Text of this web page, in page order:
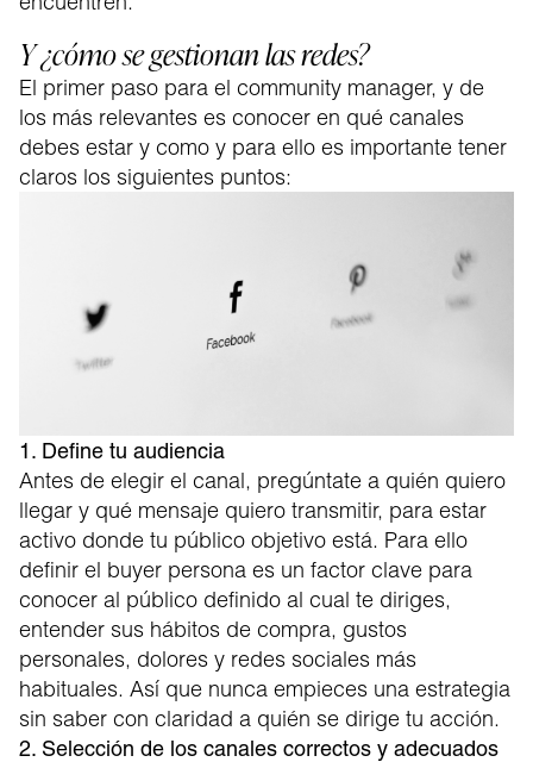
Y ¿cómo se gestionan las redes?
El primer paso para el community manager, y de
los más relevantes es conocer en qué canales
debes estar y como y para ello es importante tener
claros los siguientes puntos:
1. Define tu audiencia
Antes de elegir el canal, pregúntate a quién quiero
llegar y qué mensaje quiero transmitir, para estar
activo donde tu público objetivo está. Para ello
definir el buyer persona es un factor clave para
conocer al público definido al cual te diriges,
entender sus hábitos de compra, gustos
personales, dolores y redes sociales más
habituales. Así que nunca empieces una estrategia
sin saber con claridad a quién se dirige tu acción.
2. Selección de los canales correctos y adecuados